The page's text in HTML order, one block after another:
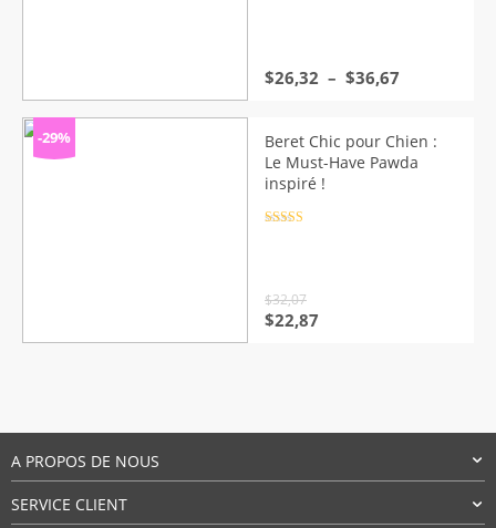
$26,32 – $36,67
$26,32
à
-29%
Beret Chic pour Chien :
Le Must-Have Pawda
inspiré !
$32,07
Le
$22,87
A PROPOS DE NOUS
SERVICE CLIENT